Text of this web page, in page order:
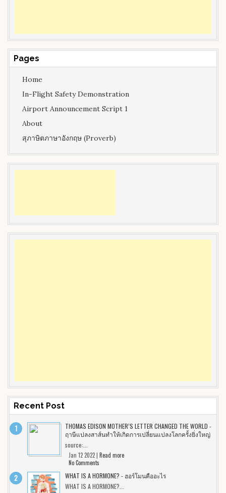
Pages
Home
In-Flight Safety Demonstration
Airport Announcement Script 1
About
สุภาษิตภาษาอังกฤษ (Proverb)
Recent Post
THOMAS EDISON MOTHER’S LETTER CHANGED THE WORLD -
ฤาษีแปลงสาส์นทำให้เกิดการเปลี่ยนแปลงโลกครั้งยิ่งใหญ่
source:...
Jan 12 2022 | Read more
No Comments
WHAT IS A HORMONE? - ฮอร์โมนคืออะไร
WHAT IS A HORMONE?...